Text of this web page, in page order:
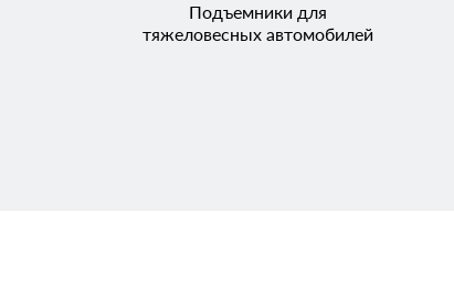
Подъемники для
тяжеловесных автомобилей